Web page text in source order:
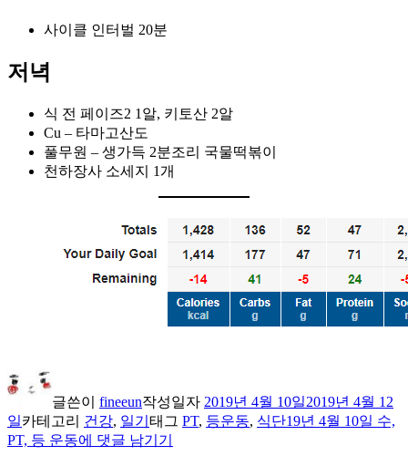
사이클 인터벌 20분
저녁
식 전 페이즈2 1알, 키토산 2알
Cu – 타마고산도
풀무원 – 생가득 2분조리 국물떡볶이
천하장사 소세지 1개
글쓴이 fineeun작성일자 2019년 4월 10일2019년 4월 12
일카테고리 건강, 일기 태그 PT, 등운동, 식단19년 4월 10일 수,
PT, 등 운동에 댓글 남기기